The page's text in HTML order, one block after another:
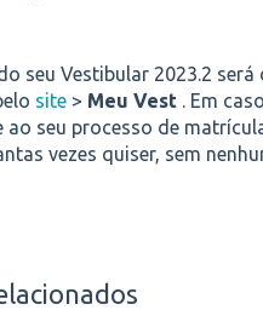
seu Vestibular 2023.2
site > Meu Vest . Em
ao seu processo de
vezes quiser, sem